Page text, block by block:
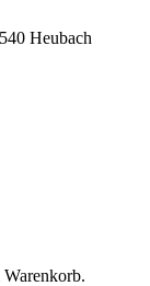
Heubach